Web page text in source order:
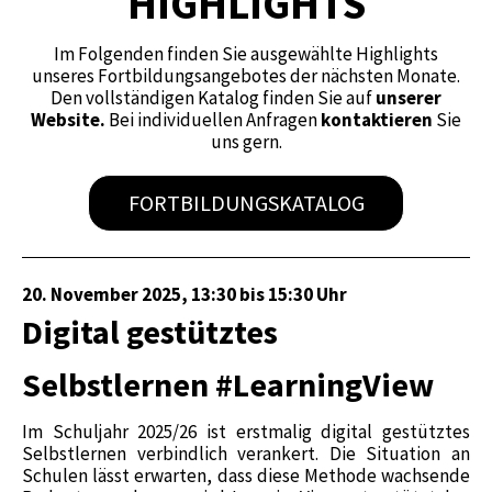
Im Folgenden finden Sie ausgewählte Highlights
unseres Fortbildungsangebotes der nächsten Monate.
Den vollständigen Katalog finden Sie aufunserer
Website. Bei individuellen Anfragenkontaktieren Sie
uns gern.
FORTBILDUNGSKATALOG
20. November 2025, 13:30 bis 15:30 Uhr
Digital gestütztes
Selbstlernen #LearningView
Im Schuljahr 2025/26 ist erstmalig digital gestütztes
Selbstlernen verbindlich verankert. Die Situation an
Schulen lässt erwarten, dass diese Methode wachsende